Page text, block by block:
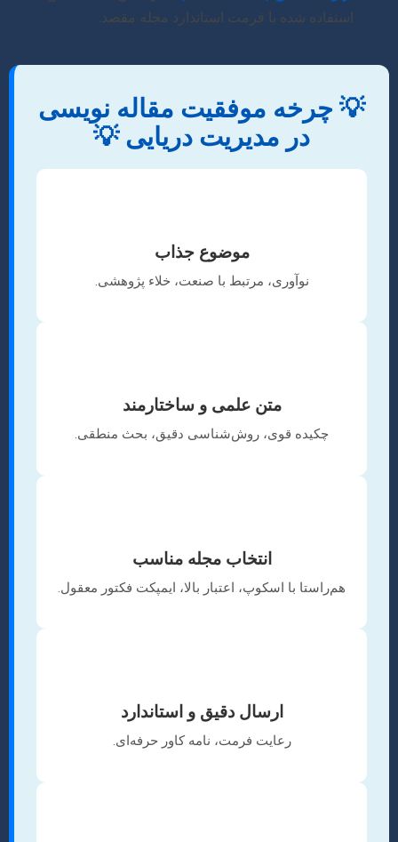
استفاده شده با فرمت استاندارد مجله مقصد.
💡 چرخه موفقیت مقاله نویسی
در مدیریت دریایی 💡
موضوع جذاب
نوآوری، مرتبط با صنعت، خلاء پژوهشی.
متن علمی و ساختارمند
چکیده قوی، روش‌شناسی دقیق، بحث منطقی.
انتخاب مجله مناسب
هم‌راستا با اسکوپ، اعتبار بالا، ایمپکت فکتور معقول.
ارسال دقیق و استاندارد
رعایت فرمت، نامه کاور حرفه‌ای.